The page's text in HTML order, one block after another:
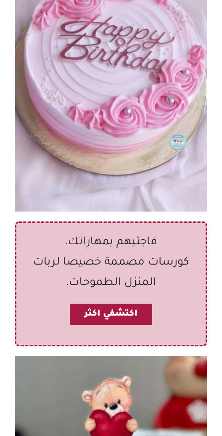
فاجئيهم بمهاراتك.
كورسات مصممة خصيصا لربات
المنزل الطموحات.
اكتشفي اكثر